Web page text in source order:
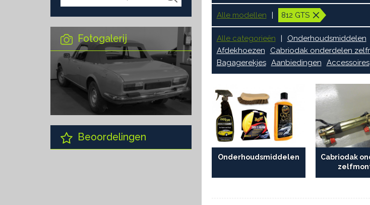
Fotogalerij
Beoordelingen
Alle modellen 812 GTS
Alle categorieën Onderhoudsmiddelen
Afdekhoezen
Cabriodak onderdelen
Bagagerekjes Aanbiedingen Accessoires
Onderhoudsmiddelen
Cabriodak